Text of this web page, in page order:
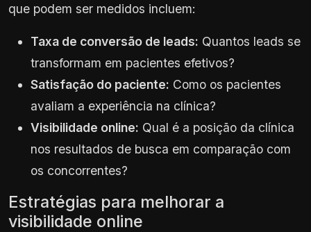
que podem ser medidos incluem:
Taxa de conversão de leads: Quantos leads se
transformam em pacientes efetivos?
Satisfação do paciente: Como os pacientes
avaliam a experiência na clínica?
Visibilidade online: Qual é a posição da clínica
nos resultados de busca em comparação com
os concorrentes?
Estratégias para melhorar a
visibilidade online